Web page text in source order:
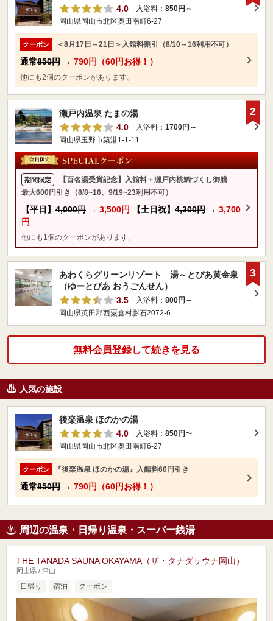
4.0
入浴料： 850円～
岡山県岡山市北区奥田南町6-27
クーポン ＜8月17日～21日＞入館料割引（8/10～16利用不可）
通常850円 → 790円（60円お得！）
他にも2個のクーポンがあります。
瀬戸内温泉 たまの湯
4.0
入浴料： 1700円～
岡山県玉野市築港1-1-11
期間限定
【百名湯受賞記念】入館料＋瀬戸内桃鯛づくし御膳
最大600円引き（8/8~16、9/19~23利用不可）
【平日】 4,000円 → 3,500円 【土日祝】 4,300円 → 3,700
円
他にも1個のクーポンがあります。
2
あわくらグリーンリゾート 湯～とぴあ黄金泉
（ゆーとぴあ おうごんせん）
3.5
入浴料： 800円～
岡山県英田郡西粟倉村影石2072-6
3
無料会員登録して続きを見る
人気の施設
後楽温泉 ほのかの湯
4.0
入浴料： 850円〜
岡山県岡山市北区奥田南町6-27
クーポン 『後楽温泉 ほのかの湯』入館料60円引き
通常850円 → 790円（60円お得！）
周辺の温泉・日帰り温泉・スーパー銭湯
THE TANADA SAUNA OKAYAMA（ザ・タナダサウナ岡山）
岡山県 / 津山
日帰り 宿泊 クーポン